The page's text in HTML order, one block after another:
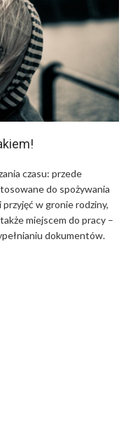
czasu: przede
do spożywania
w gronie rodziny,
miejscem do pracy –
dokumentów.